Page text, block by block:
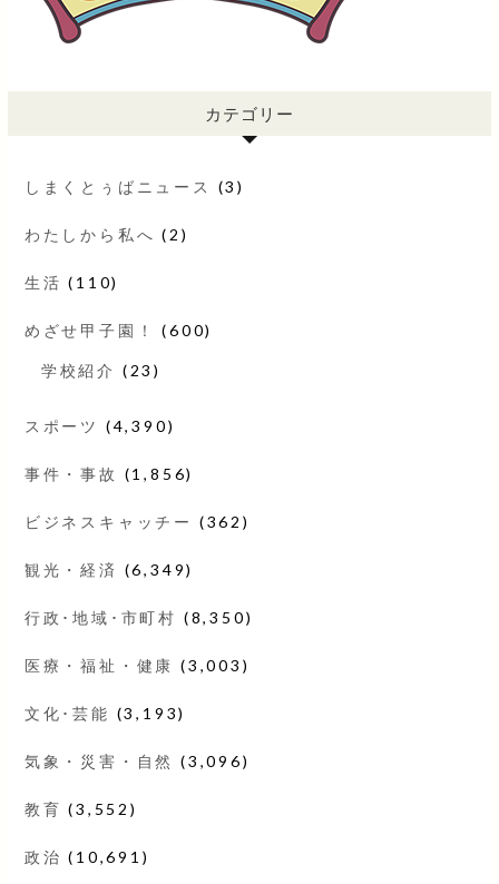
カテゴリー
しまくとぅばニュース (3)
わたしから私へ (2)
生活 (110)
めざせ甲子園！ (600)
学校紹介 (23)
スポーツ (4,390)
事件・事故 (1,856)
ビジネスキャッチー (362)
観光・経済 (6,349)
行政･地域･市町村 (8,350)
医療・福祉・健康 (3,003)
文化･芸能 (3,193)
気象・災害・自然 (3,096)
教育 (3,552)
政治 (10,691)